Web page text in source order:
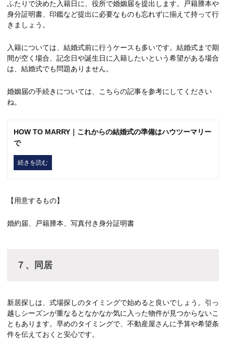
ふたりで決めた入籍日に、役所で婚姻届を提出します。戸籍謄本や
身分証明書、印鑑など提出に必要なものも忘れずに揃えて持って行
きましょう。
入籍については、結婚式前に行うケースも多いです。結婚式まで期
間が空く場合、記念日や誕生日に入籍したいという希望がある場合
は、結婚式でも問題ありません。
婚姻届の手続きについては、こちらの記事を参考にしてください
ね。
HOW TO MARRY｜これからの結婚式の準備はハウツーマリー
で
続きを読む
【用意するもの】
婚約届、戸籍謄本、写真付き身分証明書
７、同居
新居探しは、式場探しのタイミングで始めると良いでしょう。引っ
越しシーズンが重なるとなかなか気に入った物件が見つからないこ
ともあります。早めのタイミングで、不動産屋さんに予算や希望条
件を伝えておくと安心です。